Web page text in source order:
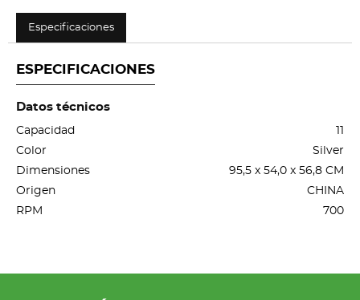
Especificaciones
ESPECIFICACIONES
Datos técnicos
Capacidad
Color
Silver
Dimensiones
95,5 x 54,0 x 56,8 CM
Origen
CHINA
RPM
700